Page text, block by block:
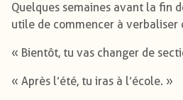
Quelques semaines avant la fin
utile de commencer à verbaliser
« Bientôt, tu vas changer de
« Après l’été, tu iras à l’école. »